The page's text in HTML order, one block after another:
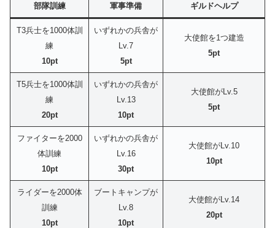
部隊訓練 軍事準備 ギルドヘルプ
T3兵士を1000体訓
練
10pt
いずれかの兵舎が
Lv.7
5pt
大使館を1つ建造
5pt
T5兵士を1000体訓
練
20pt
いずれかの兵舎が
Lv.13
10pt
大使館がLv.5
5pt
ファイターを2000
体訓練
10pt
いずれかの兵舎が
Lv.16
30pt
大使館がLv.10
10pt
ライダーを2000体
訓練
10pt
ブートキャンプが
Lv.8
10pt
大使館がLv.14
20pt